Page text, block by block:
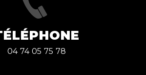
04 74 05 75 78